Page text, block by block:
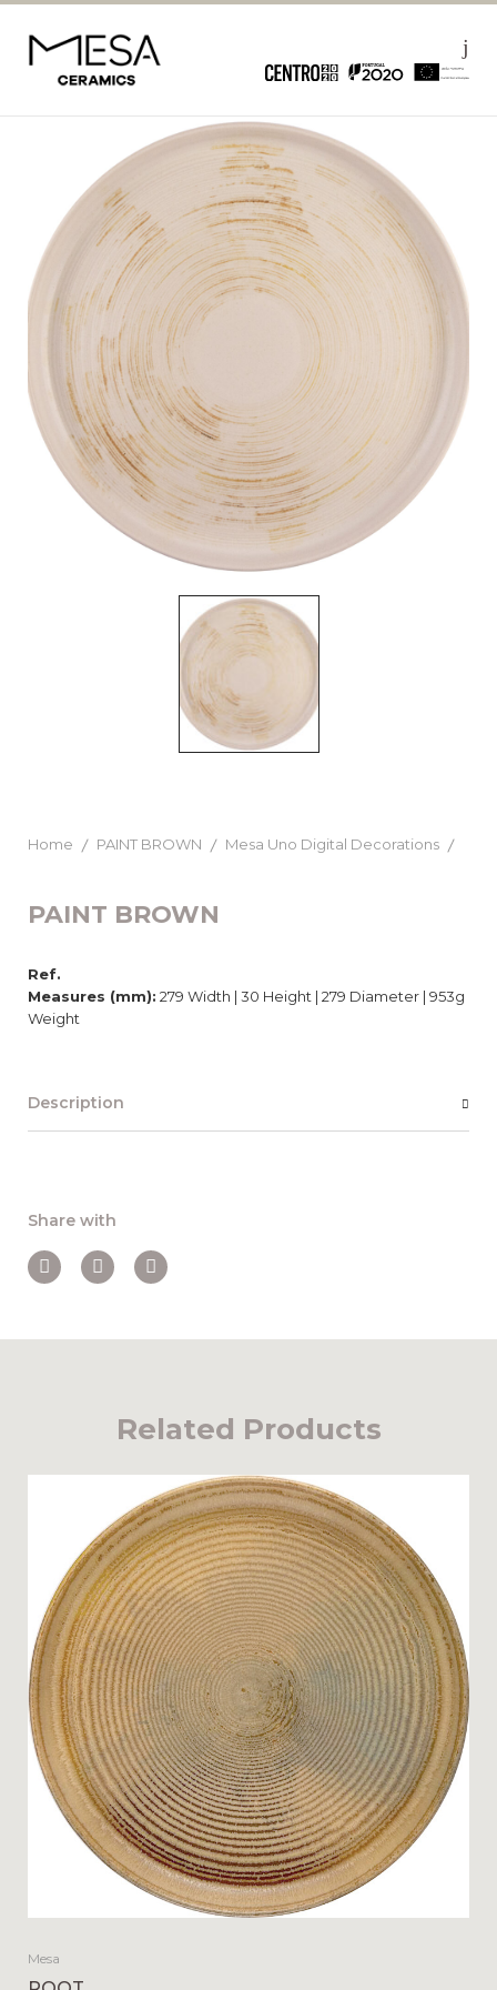
Home PAINT BROWN Mesa Uno Digital Decorations
PAINT BROWN
Ref.
Measures (mm): 279 Width | 30 Height | 279 Diameter | 953g
Weight
Description
Share with
Related Products
Mesa